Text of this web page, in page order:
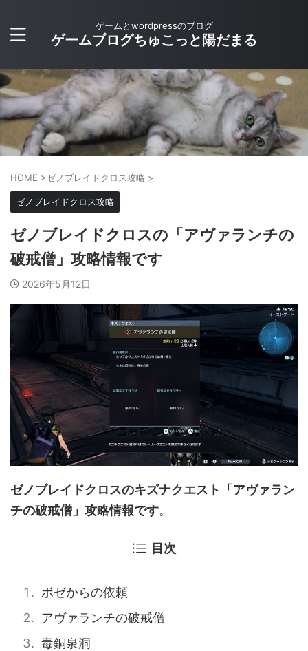
ゲームとwordpressのブログ
ゲームブログちゅこっと陽だまる
HOME >ゼノブレイドクロス攻略 >
ゼノブレイドクロス攻略
ゼノブレイドクロスの「アヴァランチの
破戒僧」攻略情報です
2026年5月12日
ゼノブレイドクロスのキズナクエスト「アヴァラン
チの破戒僧」攻略情報です。
目次
ボゼからの依頼
アヴァランチの破戒僧
毒銅泉洞